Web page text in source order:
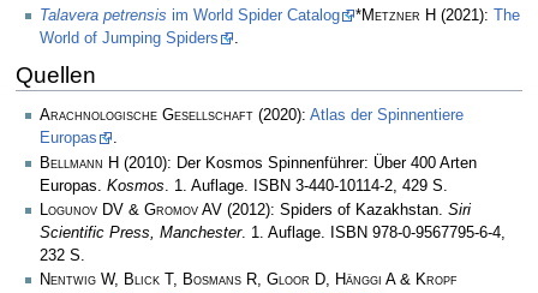
Talavera petrensis im World Spider Catalog *Metzner H (2021): The
World of Jumping Spiders
Quellen
Arachnologische Gesellschaft (2020): Atlas der Spinnentiere
Europas
.
Bellmann H (2010): Der Kosmos Spinnenführer: Über 400 Arten
Europas. Kosmos . 1. Auflage. ISBN 3-440-10114-2, 429 S.
Logunov DV & Gromov AV (2012): Spiders of Kazakhstan. Siri
Scientific Press, Manchester. 1. Auflage. ISBN 978-0-9567795-6-4,
232 S.
Nentwig W, Blick T, Bosmans R, Gloor D, Hänggi A & Kropf